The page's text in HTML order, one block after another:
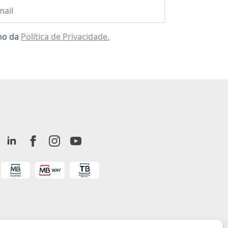
da Política de Privacidade.